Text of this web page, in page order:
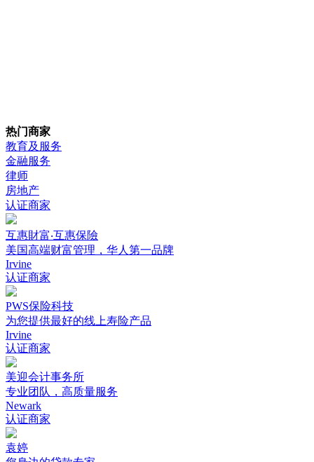
热门商家
教育及服务
金融服务
律师
房地产
认证商家
互惠財富‧互惠保險
美国高端财富管理，华人第一品牌
Irvine
认证商家
PWS保险科技
为您提供最好的线上寿险产品
Irvine
认证商家
美迎会计事务所
专业团队，高质量服务
Newark
认证商家
袁婷